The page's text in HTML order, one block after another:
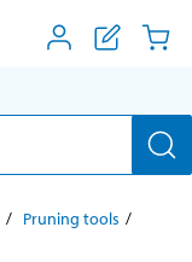
Pruning tools